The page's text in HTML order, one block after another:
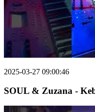
2025-03-27 09:00:46
SOUL & Zuzana -